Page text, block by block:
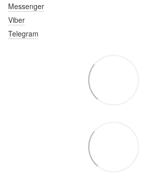
Messenger
Viber
Telegram